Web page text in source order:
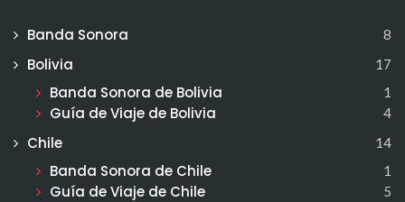
Banda Sonora 8
Bolivia 17
Banda Sonora de Bolivia 1
Guía de Viaje de Bolivia 4
Chile 14
Banda Sonora de Chile 1
Guía de Viaje de Chile 5